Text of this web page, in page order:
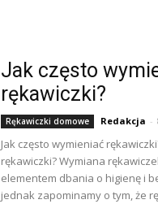
Jak często
rękawiczki?
Rękawiczki domowe Redakcja -
Jak często wymieniać
rękawiczki? Wymiana
elementem dbania o higienę i
jednak zapominamy o tym, że